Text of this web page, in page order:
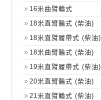
16米曲臂輪式
18米直臂輪式 (柴油)
18米直臂履帶式 (柴油)
18米曲臂輪式 (柴油)
19米直臂履帶式 (柴油)
20米直臂輪式 (柴油)
21米直臂輪式 (柴油)